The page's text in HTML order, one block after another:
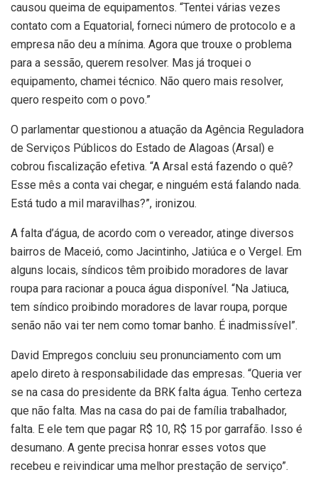
causou queima de equipamentos. “Tentei várias vezes
contato com a Equatorial, forneci número de protocolo e a
empresa não deu a mínima. Agora que trouxe o problema
para a sessão, querem resolver. Mas já troquei o
equipamento, chamei técnico. Não quero mais resolver,
quero respeito com o povo.”
O parlamentar questionou a atuação da Agência Reguladora
de Serviços Públicos do Estado de Alagoas (Arsal) e
cobrou fiscalização efetiva. “A Arsal está fazendo o quê?
Esse mês a conta vai chegar, e ninguém está falando nada.
Está tudo a mil maravilhas?”, ironizou.
A falta d’água, de acordo com o vereador, atinge diversos
bairros de Maceió, como Jacintinho, Jatiúca e o Vergel. Em
alguns locais, síndicos têm proibido moradores de lavar
roupa para racionar a pouca água disponível. “Na Jatiuca,
tem síndico proibindo moradores de lavar roupa, porque
senão não vai ter nem como tomar banho. É inadmissível”.
David Empregos concluiu seu pronunciamento com um
apelo direto à responsabilidade das empresas. “Queria ver
se na casa do presidente da BRK falta água. Tenho certeza
que não falta. Mas na casa do pai de família trabalhador,
falta. E ele tem que pagar R$ 10, R$ 15 por garrafão. Isso é
desumano. A gente precisa honrar esses votos que
recebeu e reivindicar uma melhor prestação de serviço”.